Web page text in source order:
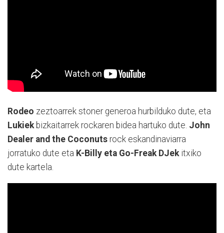
Rodeo zeztoarrek stoner generoa hurbilduko dute, eta
Lukiekbizkaitarrek rockaren bidea hartuko dute. John
Dealer and the Coconuts rock eskandinaviarra
jorratuko dute eta K-Billy eta Go-Freak DJekitxiko
dute kartela.